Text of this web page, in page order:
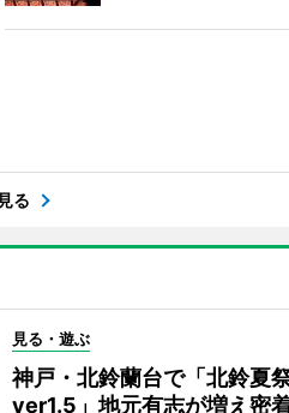
る
見る・遊ぶ
神戸・北鈴蘭台で「北鈴夏
ver1.5」地元有志が増え密